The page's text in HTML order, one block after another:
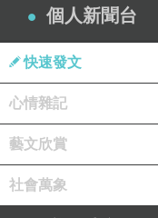
當的空間。
個人新聞台
快速發文
心情雜記
藝文欣賞
社會萬象